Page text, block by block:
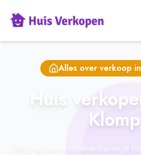
Alles over verkoop in
Huis
Klomp
Wil je op een efficiënte manier je